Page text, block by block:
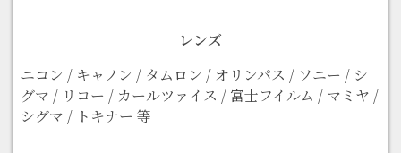
レンズ
ニコン / キャノン / タムロン / オリンパス / ソニー / シ
グマ / リコー / カールツァイス / 富士フイルム / マミヤ /
シグマ / トキナー 等